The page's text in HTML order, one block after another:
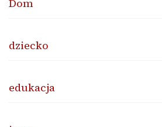
Dom
dziecko
edukacja